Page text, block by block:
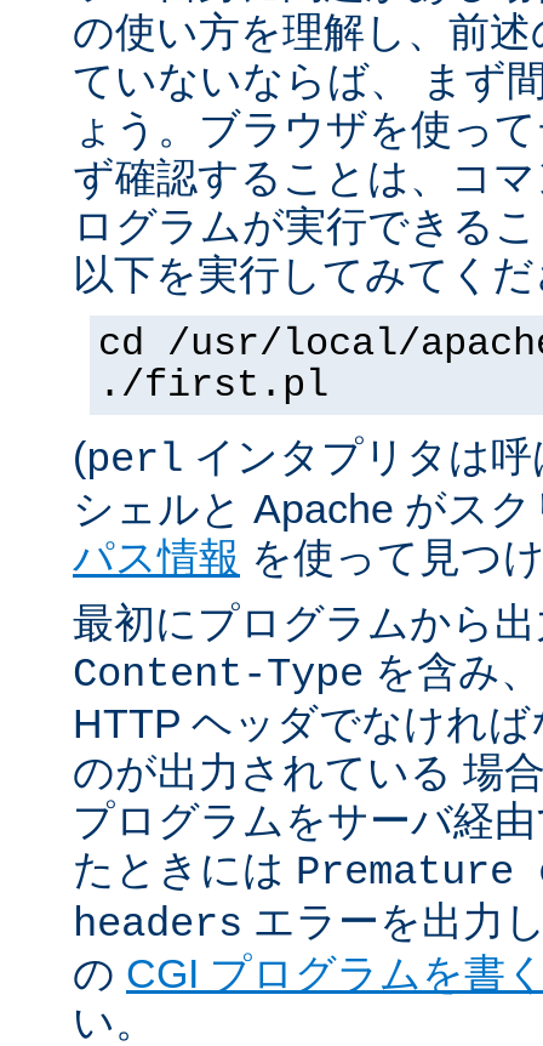
の使い方を理解し、前
ていないならば、 まず
ょう。ブラウザを使っ
ず確認することは、コ
ログラムが実行できる
以下を実行してみてく
cd /usr/local/
./first.pl
(perl インタプリタは
シェルと Apache がス
パス情報 を使って見つ
最初にプログラムから
Content-Type を含み
HTTP ヘッダでなけれ
のが出力されている 場
プログラムをサーバ経
たときには
headers エラーを出力
の CGI プログラムを書
い。